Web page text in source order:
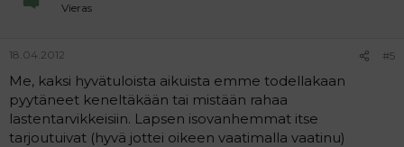
Vieras
18.04.2012 #5
Me, kaksi hyvätuloista aikuista emme todellakaan
pyytäneet keneltäkään tai mistään rahaa
lastentarvikkeisiin. Lapsen isovanhemmat itse
tarjoutuivat (hyvä jottei oikeen vaatimalla vaatinu)